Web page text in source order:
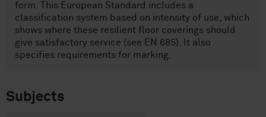
form. This European Standard includes a
classification system based on intensity of use, which
shows where these resilient floor coverings should
give satisfactory service (see EN 685). It also
specifies requirements for marking.
Subjects